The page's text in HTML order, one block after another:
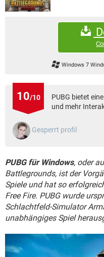
FACEBOOK
ANDROID
FACEBOOK
WHATSAPP
FACEBOOK
Windows 7
10/10
PUBG bietet
und mehr
Gesperrt profil
PUBG für Windows, oder
Battlegrounds, ist der
Spiele und hat so
Free Fire. PUBG wurde
Schlachtfeld-Simulator
unabhängiges Spiel